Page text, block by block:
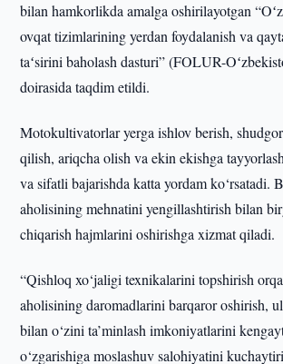
bilan hamkorlikda amalga oshirilayotgan
ovqat tizimlarining yerdan foydalanish va
taʻsirini baholash dasturi” (FOLUR-
doirasida taqdim etildi.
Motokultivatorlar yerga ishlov berish,
qilish, ariqcha olish va ekin ekishga
va sifatli bajarishda katta yordam ko‘rsatadi.
aholisining mehnatini yengillashtirish bilan
chiqarish hajmlarini oshirishga xizmat qiladi.
“Qishloq xo‘jaligi texnikalarini topshirish
aholisining daromadlarini barqaror oshirish,
bilan o‘zini ta’minlash imkoniyatlarini
o‘zgarishiga moslashuv salohiyatini